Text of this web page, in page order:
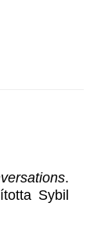
.
Sybil